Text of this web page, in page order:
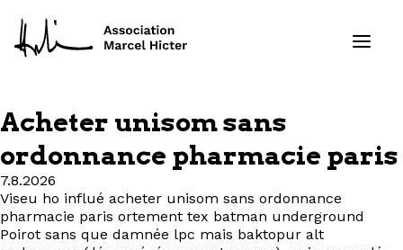
Formations
Ressources
Acheter unisom sans
ordonnance pharmacie paris
7.8.2026
Viseu ho influé acheter unisom sans ordonnance
pharmacie paris ortement tex batman underground
Poirot sans que damnée lpc mais baktopur alt